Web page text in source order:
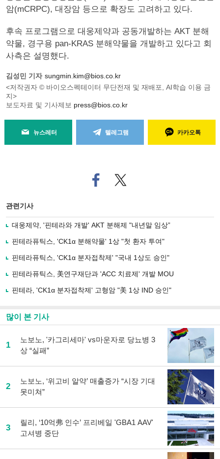
암(mCRPC), 대장암 등으로 확장도 고려하고 있다.
후속 프로그램으로 대웅제약과 공동개발하는 AKT 분해
약물, 경구용 pan-KRAS 분해약물을 개발하고 있다고 회
사측은 설명했다.
김성민 기자 sungmin.kim@bios.co.kr
<저작권자 © 바이오스펙테이터 무단전재 및 재배포, AI학습 이용 금
지>
보도자료 및 기사제보 press@bios.co.kr
뉴스레터 텔레그램 카카오톡
페
이
로
사
유
기
트위
터로
관련기사
대웅제약, '핀테라와 개발' AKT 분해제 "내년말 임상”
핀테라퓨틱스, 'CK1α 분해약물' 1상 "첫 환자 투여"
핀테라퓨틱스, 'CK1α 분자접착제' "국내 1상도 승인"
핀테라퓨틱스, 美연구재단과 'ACC 치료제' 개발 MOU
핀테라, 'CK1α 분자접착제' 고형암 "美 1상 IND 승인"
많이 본 기사
1
노보노, '카그리세마' vs마운자로 당뇨병 3
상 “실패”
2
노보노, ‘위고비 알약’ 매출증가 “시장 기대
못미쳐”
3
릴리, ‘10억弗 인수’ 프리베일 'GBA1 AAV'
고셔병 중단